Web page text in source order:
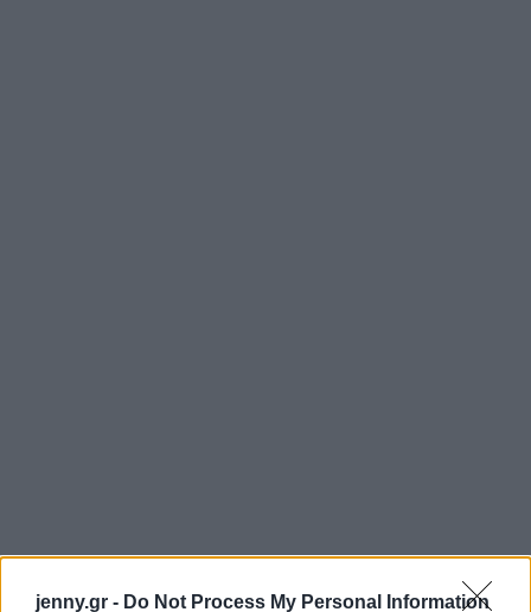
jenny.gr - Do Not Process My Personal Information